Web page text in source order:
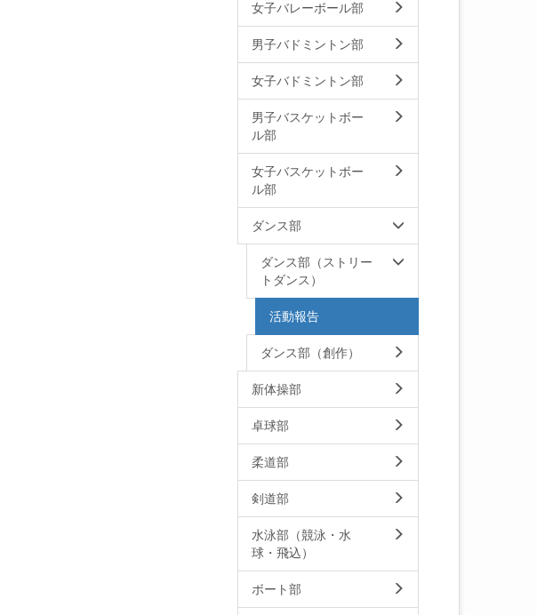
女子バレーボール部
男子バドミントン部
女子バドミントン部
男子バスケットボー
ル部
女子バスケットボー
ル部
ダンス部
ダンス部（ストリー
トダンス）
活動報告
ダンス部（創作）
新体操部
卓球部
柔道部
剣道部
水泳部（競泳・水
球・飛込）
ボート部